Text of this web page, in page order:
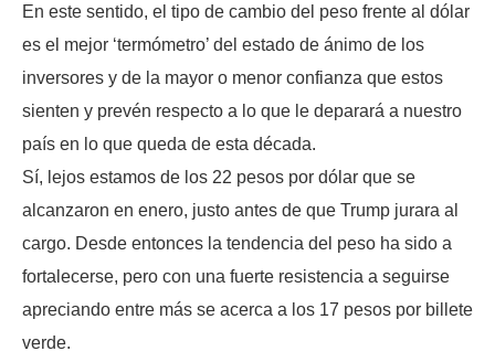
En este sentido, el tipo de cambio del peso frente al dólar
es el mejor ‘termómetro’ del estado de ánimo de los
inversores y de la mayor o menor confianza que estos
sienten y prevén respecto a lo que le deparará a nuestro
país en lo que queda de esta década.
Sí, lejos estamos de los 22 pesos por dólar que se
alcanzaron en enero, justo antes de que Trump jurara al
cargo. Desde entonces la tendencia del peso ha sido a
fortalecerse, pero con una fuerte resistencia a seguirse
apreciando entre más se acerca a los 17 pesos por billete
verde.